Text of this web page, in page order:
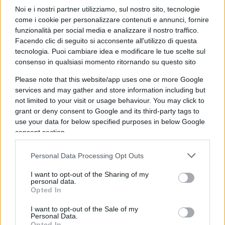
Noi e i nostri partner utilizziamo, sul nostro sito, tecnologie
come i cookie per personalizzare contenuti e annunci, fornire
funzionalità per social media e analizzare il nostro traffico.
Facendo clic di seguito si acconsente all'utilizzo di questa
tecnologia. Puoi cambiare idea e modificare le tue scelte sul
consenso in qualsiasi momento ritornando su questo sito
Please note that this website/app uses one or more Google
services and may gather and store information including but
not limited to your visit or usage behaviour. You may click to
grant or deny consent to Google and its third-party tags to
use your data for below specified purposes in below Google
consent section.
Personal Data Processing Opt Outs
I want to opt-out of the Sharing of my
personal data.
Opted In
I want to opt-out of the Sale of my
Personal Data.
del Pd?
Alcuni emendamenti proposti dalla maggioranza
sono assolutamente condivisibili, ma non
riguardano il taser. Noi per primi siamo favorevoli
ad aumentare i presidi serali della Polizia locale.
Sul taser, invece, credo avrebbe più senso seguire
l’esempio di altre città a guida progressista, come
Genova o Bologna, che stanno sperimentando
soluzioni diverse.
luoghi simbolo dell’aggregazione giovanile e
non solo. Sul Leoncavallo una cordata di
imprenditori ha offerto 5 milioni per tornare
preso in considerazione l’offerta. Quale sarà il